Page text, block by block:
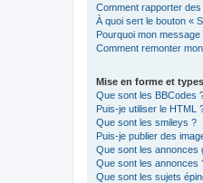
Comment rapporter
À quoi sert le bouton «
Pourquoi mon
Comment remonter
Mise en forme et
Que sont les BBCodes
Puis-je utiliser le HTML
Que sont les smileys ?
Puis-je publier des
Que sont les annonces
Que sont les annonces
Que sont les sujets